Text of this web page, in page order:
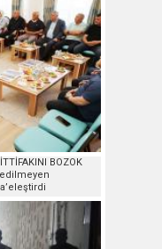
BOZOK
edilmeyen